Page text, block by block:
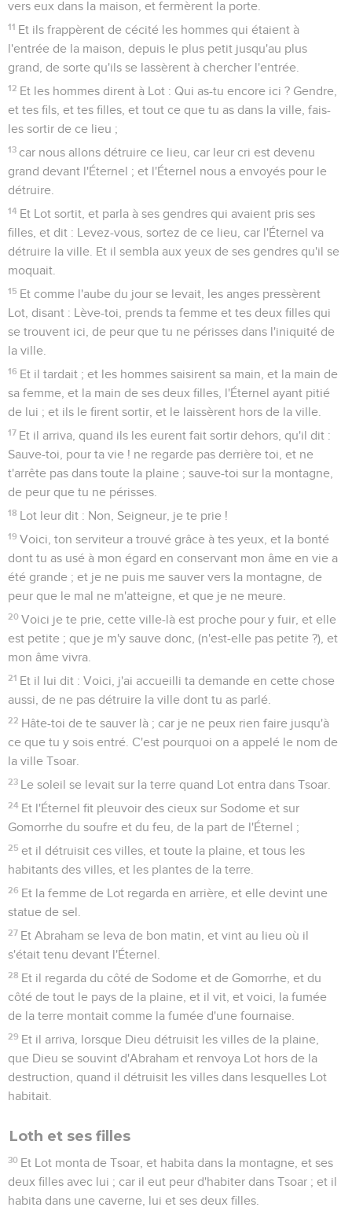
vers eux dans la maison, et fermèrent la porte.
11 Et ils frappèrent de cécité les hommes qui étaient à
l'entrée de la maison, depuis le plus petit jusqu'au plus
grand, de sorte qu'ils se lassèrent à chercher l'entrée.
12 Et les hommes dirent à Lot : Qui as-tu encore ici ? Gendre,
et tes fils, et tes filles, et tout ce que tu as dans la ville, fais-
les sortir de ce lieu ;
13 car nous allons détruire ce lieu, car leur cri est devenu
grand devant l'Éternel ; et l'Éternel nous a envoyés pour le
détruire.
14 Et Lot sortit, et parla à ses gendres qui avaient pris ses
filles, et dit : Levez-vous, sortez de ce lieu, car l'Éternel va
détruire la ville. Et il sembla aux yeux de ses gendres qu'il se
moquait.
15 Et comme l'aube du jour se levait, les anges pressèrent
Lot, disant : Lève-toi, prends ta femme et tes deux filles qui
se trouvent ici, de peur que tu ne périsses dans l'iniquité de
la ville.
16 Et il tardait ; et les hommes saisirent sa main, et la main de
sa femme, et la main de ses deux filles, l'Éternel ayant pitié
de lui ; et ils le firent sortir, et le laissèrent hors de la ville.
17 Et il arriva, quand ils les eurent fait sortir dehors, qu'il dit :
Sauve-toi, pour ta vie ! ne regarde pas derrière toi, et ne
t'arrête pas dans toute la plaine ; sauve-toi sur la montagne,
de peur que tu ne périsses.
18 Lot leur dit : Non, Seigneur, je te prie !
19 Voici, ton serviteur a trouvé grâce à tes yeux, et la bonté
dont tu as usé à mon égard en conservant mon âme en vie a
été grande ; et je ne puis me sauver vers la montagne, de
peur que le mal ne m'atteigne, et que je ne meure.
20 Voici je te prie, cette ville-là est proche pour y fuir, et elle
est petite ; que je m'y sauve donc, (n'est-elle pas petite ?), et
mon âme vivra.
21 Et il lui dit : Voici, j'ai accueilli ta demande en cette chose
aussi, de ne pas détruire la ville dont tu as parlé.
22 Hâte-toi de te sauver là ; car je ne peux rien faire jusqu'à
ce que tu y sois entré. C'est pourquoi on a appelé le nom de
la ville Tsoar.
23 Le soleil se levait sur la terre quand Lot entra dans Tsoar.
24 Et l'Éternel fit pleuvoir des cieux sur Sodome et sur
Gomorrhe du soufre et du feu, de la part de l'Éternel ;
25 et il détruisit ces villes, et toute la plaine, et tous les
habitants des villes, et les plantes de la terre.
26 Et la femme de Lot regarda en arrière, et elle devint une
statue de sel.
27 Et Abraham se leva de bon matin, et vint au lieu où il
s'était tenu devant l'Éternel.
28 Et il regarda du côté de Sodome et de Gomorrhe, et du
côté de tout le pays de la plaine, et il vit, et voici, la fumée
de la terre montait comme la fumée d'une fournaise.
29 Et il arriva, lorsque Dieu détruisit les villes de la plaine,
que Dieu se souvint d'Abraham et renvoya Lot hors de la
destruction, quand il détruisit les villes dans lesquelles Lot
habitait.
Loth et ses filles
30 Et Lot monta de Tsoar, et habita dans la montagne, et ses
deux filles avec lui ; car il eut peur d'habiter dans Tsoar ; et il
habita dans une caverne, lui et ses deux filles.